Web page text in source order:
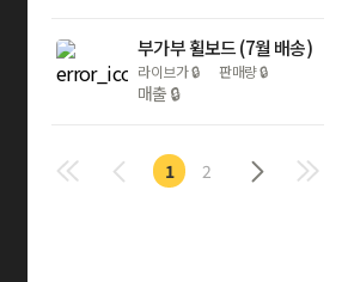
부가부 휠보드 (7월 배송)
라이브가🔒 판매량🔒
매출 🔒
1 2